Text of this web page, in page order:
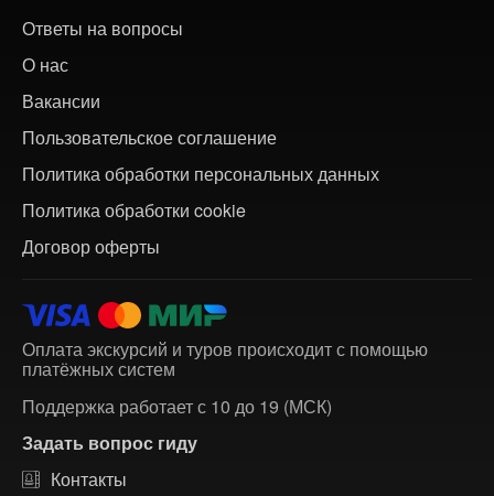
Ответы на вопросы
О нас
Вакансии
Пользовательское соглашение
Политика обработки персональных данных
Политика обработки cookie
Договор оферты
Оплата экскурсий и туров происходит с помощью
платёжных систем
Поддержка работает с 10 до 19 (МСК)
Задать вопрос гиду
Контакты